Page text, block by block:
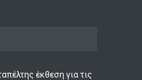
έκθεση για τις